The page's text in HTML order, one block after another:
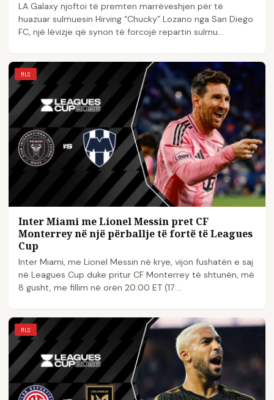
LA Galaxy njoftoi të premten marrëveshjen për të
huazuar sulmuesin Hirving “Chucky” Lozano nga San Diego
FC, një lëvizje që synon të forcojë repartin sulmu...
MLS
Inter Miami me Lionel Messin pret CF
Monterrey në një përballje të fortë të Leagues
Cup
Inter Miami, me Lionel Messin në krye, vijon fushatën e saj
në Leagues Cup duke pritur CF Monterrey të shtunën, më
8 gusht, me fillim në orën 20:00 ET (17:...
MLS